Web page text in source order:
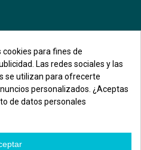
para fines de
Las redes sociales y las
se utilizan para ofrecerte
personalizados. ¿Aceptas
de datos personales